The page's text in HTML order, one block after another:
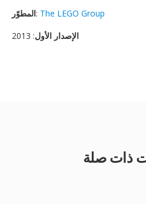
المطوّر: The LEGO Group
الإصدار الأول: 2013
ذات صلة